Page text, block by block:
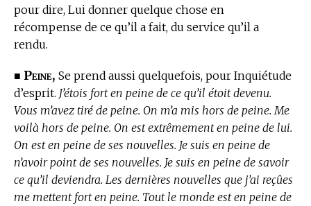
pour dire, Lui donner quelque chose en
récompense de ce qu’il a fait, du service qu’il a
rendu.
■ Peine, Se prend aussi quelquefois, pour Inquiétude
d’esprit. J’étois fort en peine de ce qu’il étoit devenu.
Vous m’avez tiré de peine. On m’a mis hors de peine. Me
voilà hors de peine. On est extrêmement en peine de lui.
On est en peine de ses nouvelles. Je suis en peine de
n’avoir point de ses nouvelles. Je suis en peine de savoir
ce qu’il deviendra. Les dernières nouvelles que j’ai reçûes
me mettent fort en peine. Tout le monde est en peine de